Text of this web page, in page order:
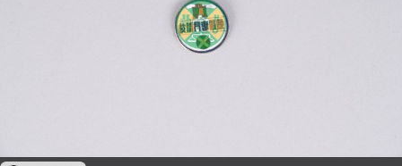
受著作權法保護-僅限於本平台有限度公開瀏覽